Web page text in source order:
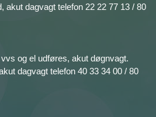
akut dagvagt telefon 22 22 77 13 / 80
og el udføres, akut døgnvagt.
dagvagt telefon 40 33 34 00 / 80